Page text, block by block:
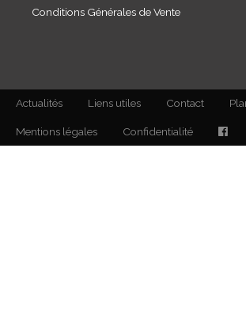
Conditions Générales de Vente
Actualités Liens utiles Contact
Mentions légales Confidentialité